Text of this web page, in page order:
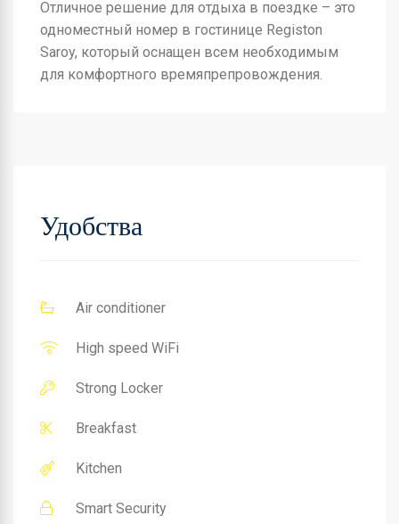
Отличное решение для отдыха в поездке – это
одноместный номер в гостинице Registon
Saroy, который оснащен всем необходимым
для комфортного времяпрепровождения.
Удобства
Air conditioner
High speed WiFi
Strong Locker
Breakfast
Kitchen
Smart Security